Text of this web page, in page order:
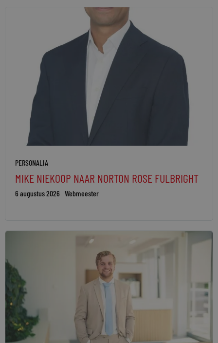
PERSONALIA
MIKE NIEKOOP NAAR NORTON ROSE FULBRIGHT
6 augustus 2026 Webmeester